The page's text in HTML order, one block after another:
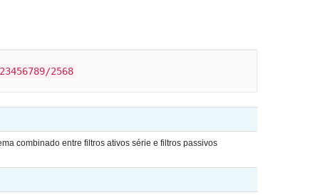
2568
combinado entre filtros ativos série e filtros passivos